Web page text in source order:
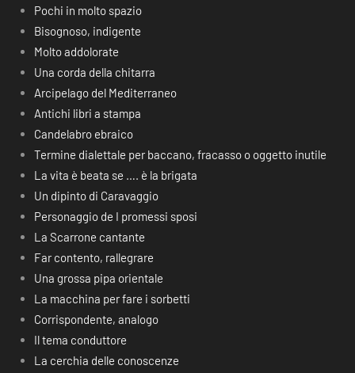
Pochi in molto spazio
Bisognoso, indigente
Molto addolorate
Una corda della chitarra
Arcipelago del Mediterraneo
Antichi libri a stampa
Candelabro ebraico
Termine dialettale per baccano, fracasso o oggetto inutile
La vita è beata se …. è la brigata
Un dipinto di Caravaggio
Personaggio de I promessi sposi
La Scarrone cantante
Far contento, rallegrare
Una grossa pipa orientale
La macchina per fare i sorbetti
Corrispondente, analogo
Il tema conduttore
La cerchia delle conoscenze